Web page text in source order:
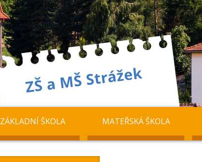
ZÁKLADNÍ ŠKOLA MATEŘSKÁ ŠKOLA